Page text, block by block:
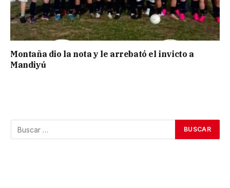
Montaña dio la nota y le arrebató el invicto a
Mandiyú